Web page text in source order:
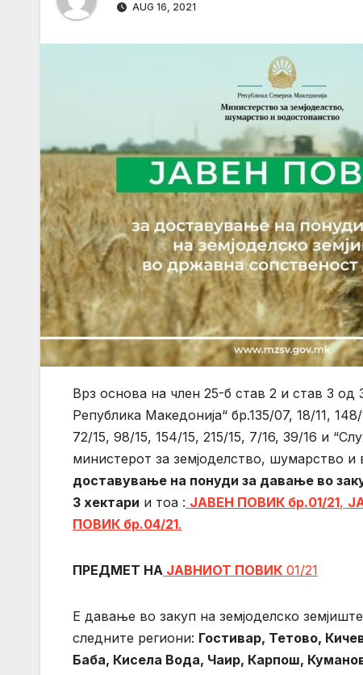
AUG 16, 2021
Врз основа на член 25-б став 2 и став 3 од
Република Македонија“ бр.135/07, 18/11,
72/15, 98/15, 154/15, 215/15, 7/16, 39/16 и
министерот за земјоделство, шумарство
доставување на понуди за давање во
3 хектари и тоа : ЈАВЕН ПОВИК бр.01/21,
ПОВИК бр.04/21.
ПРЕДМЕТ НА ЈАВНИОТ ПОВИК 01/21
Е давање во закуп на земјоделско
следните региони: Гостивар, Тетово,
Баба, Кисела Вода, Чаир, Карпош,